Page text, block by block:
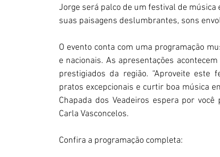
Jorge será palco de um festival de
suas paisagens deslumbrantes, sons
O evento conta com uma programação
e nacionais. As apresentações
prestigiados da região. “Aproveite este
pratos excepcionais e curtir boa música
Chapada dos Veadeiros espera por
Carla Vasconcelos.
Confira a programação completa: